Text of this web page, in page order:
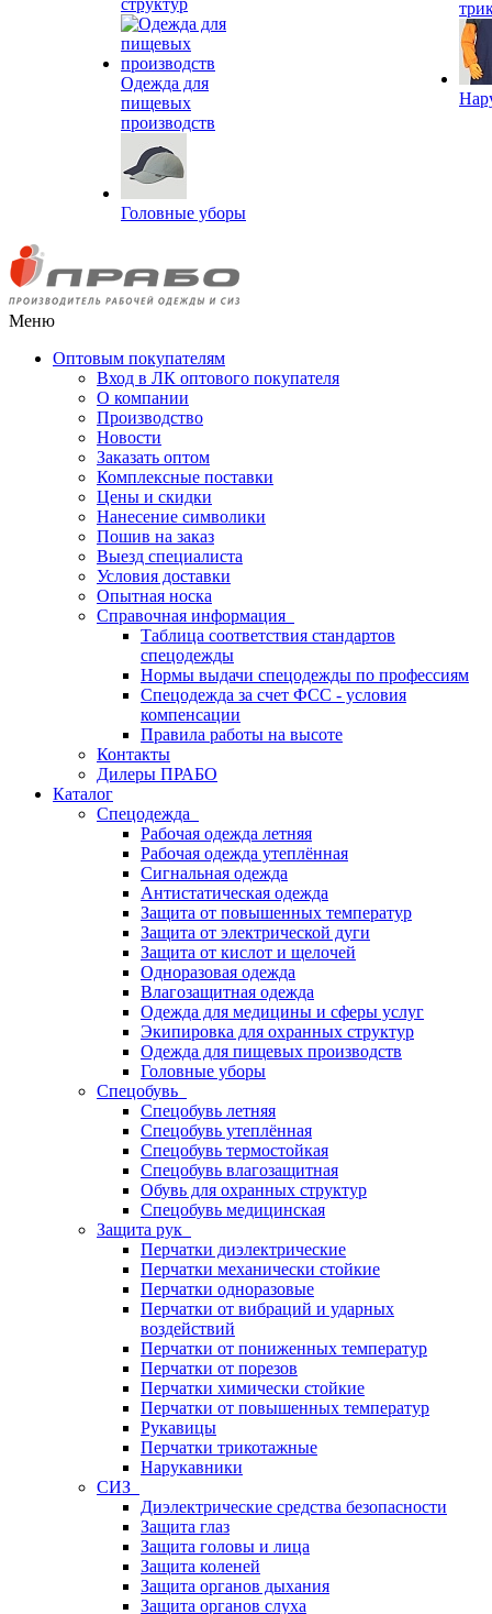
структур
Одежда для
пищевых
производств
Головные уборы
Меню
Оптовым покупателям
Вход в ЛК оптового покупателя
О компании
Производство
Новости
Заказать оптом
Комплексные поставки
Цены и скидки
Нанесение символики
Пошив на заказ
Выезд специалиста
Условия доставки
Опытная носка
Справочная информация
Таблица соответствия стандартов
спецодежды
Нормы выдачи спецодежды по профессиям
Спецодежда за счет ФСС - условия
компенсации
Правила работы на высоте
Контакты
Дилеры ПРАБО
Каталог
Спецодежда
Рабочая одежда летняя
Рабочая одежда утеплённая
Сигнальная одежда
Антистатическая одежда
Защита от повышенных температур
Защита от электрической дуги
Защита от кислот и щелочей
Одноразовая одежда
Влагозащитная одежда
Одежда для медицины и сферы услуг
Экипировка для охранных структур
Одежда для пищевых производств
Головные уборы
Спецобувь
Спецобувь летняя
Спецобувь утеплённая
Спецобувь термостойкая
Спецобувь влагозащитная
Обувь для охранных структур
Спецобувь медицинская
Защита рук
Перчатки диэлектрические
Перчатки механически стойкие
Перчатки одноразовые
Перчатки от вибраций и ударных
воздействий
Перчатки от пониженных температур
Перчатки от порезов
Перчатки химически стойкие
Перчатки от повышенных температур
Рукавицы
Перчатки трикотажные
Нарукавники
СИЗ
Диэлектрические средства безопасности
Защита глаз
Защита головы и лица
Защита коленей
Защита органов дыхания
Защита органов слуха